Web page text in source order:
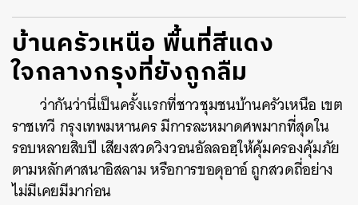
บ้านครัวเหนือ พื้นที่สีแดง
ใจกลางกรุงที่ยังถูกลืม
ว่ากันว่านี่เป็นครั้งแรกที่ชาวชุมชนบ้านครัวเหนือ เขต
ราชเทวี กรุงเทพมหานคร มีการละหมาดศพมากที่สุดใน
รอบหลายสิบปี เสียงสวดวิงวอนอัลลอฮฺให้คุ้มครองคุ้มภัย
ตามหลักศาสนาอิสลาม หรือการขอดุอาอ์ ถูกสวดถี่อย่าง
ไม่มีเคยมีมาก่อน